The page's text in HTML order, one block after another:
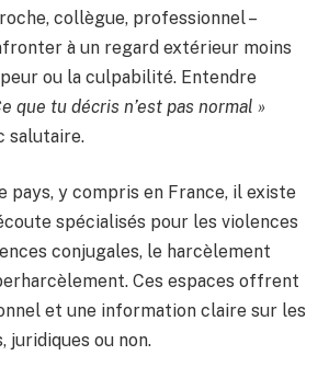
collègue, professionnel –
à un regard extérieur moins
ou la culpabilité. Entendre
que tu décris n’est pas normal »
salutaire.
pays, y compris en France, il existe
spécialisés pour les violences
conjugales, le harcèlement
Ces espaces offrent
et une information claire sur les
juridiques ou non.